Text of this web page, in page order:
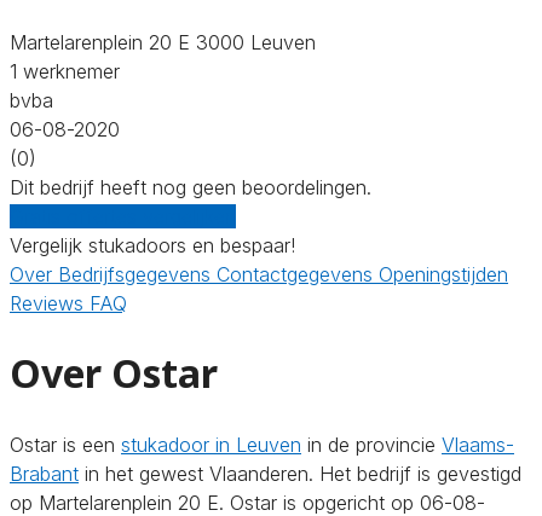
Martelarenplein 20 E 3000 Leuven
1 werknemer
bvba
06-08-2020
(0)
Dit bedrijf heeft nog geen beoordelingen.
Vergelijk stukadoors en bespaar!
Over Bedrijfsgegevens Contactgegevens Openingstijden
Reviews FAQ
Over Ostar
Ostar is een stukadoor in Leuven in de provincie Vlaams-
Brabant in het gewest Vlaanderen. Het bedrijf is gevestigd
op Martelarenplein 20 E. Ostar is opgericht op 06-08-